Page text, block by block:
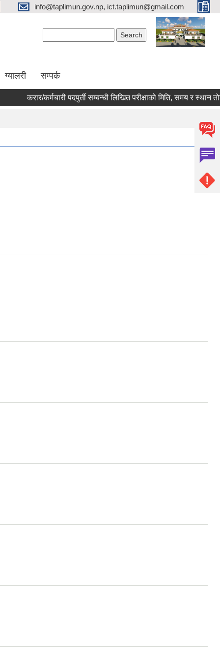
info@taplimun.gov.np, ict.taplimun@gmail.com
ग्यालरी सम्पर्क
करार/कर्मचारी पदपुर्ती सम्बन्धी लिखित परीक्षाको मिति, समय र स्थान